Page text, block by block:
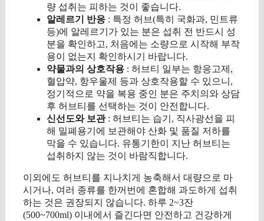
량 섭취는 피하는 것이 좋습니다.
알레르기 반응 : 특정 허브(특히 국화과, 민트류
등)에 알레르기가 있는 분은 섭취 전 반드시 성
분을 확인하고, 처음에는 소량으로 시작해 부작
용이 없는지 확인하시기 바랍니다.
약물과의 상호작용 : 허브티 일부는 항응고제,
혈압약, 항우울제 등과 상호작용할 수 있으니,
정기적으로 약을 복용 중인 분은 주치의와 상담
후 허브티를 선택하는 것이 안전합니다.
신선도와 보관: 허브티는 습기, 직사광선을 피
해 밀폐용기에 보관해야 산화 및 품질 저하를
막을 수 있습니다. 유통기한이 지난 허브티는
섭취하지 않는 것이 바람직합니다.
이외에도 허브티를 지나치게 농축해서 대량으로 마
시거나, 여러 종류를 한꺼번에 혼합해 과도하게 섭취
하는 것은 권장되지 않습니다. 하루 2~3잔
(500~700ml) 이내에서 즐긴다면 안전하고 건강하게